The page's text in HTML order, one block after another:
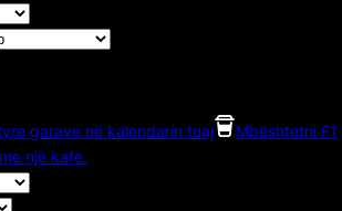
garave në kalendarin tuaj
Mbështetni F1
një kafe.